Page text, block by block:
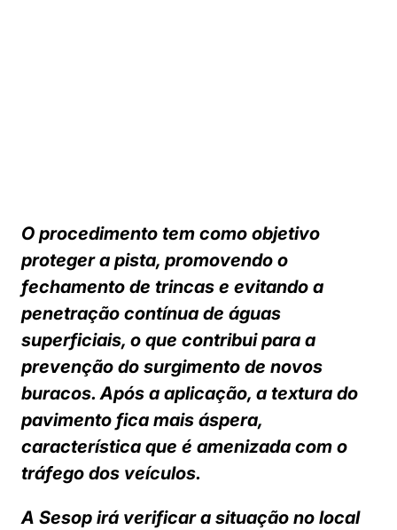
O procedimento tem como objetivo
proteger a pista, promovendo o
fechamento de trincas e evitando a
penetração contínua de águas
superficiais, o que contribui para a
prevenção do surgimento de novos
buracos. Após a aplicação, a textura do
pavimento fica mais áspera,
característica que é amenizada com o
tráfego dos veículos.
A Sesop irá verificar a situação no local